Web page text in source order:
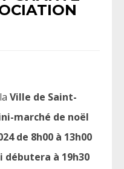
Ville de Saint-
marché de noël
de 8h00 à 13h00
débutera à 19h30